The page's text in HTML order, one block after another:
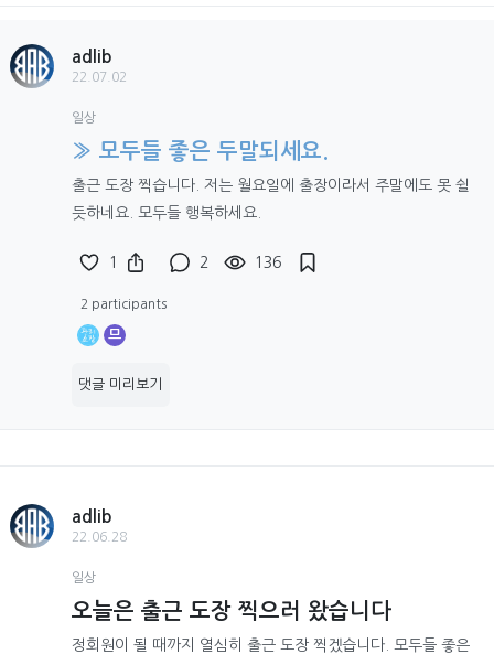
adlib
22.07.02
일상
» 모두들 좋은 두말되세요.
출근 도장 찍습니다. 저는 월요일에 출장이라서 주말에도 못 쉴
듯하네요. 모두들 행복하세요.
1 2 136
2 participants
므
댓글 미리보기
adlib
22.06.28
일상
오늘은 출근 도장 찍으러 왔습니다
정회원이 될 때까지 열심히 출근 도장 찍겠습니다. 모두들 좋은